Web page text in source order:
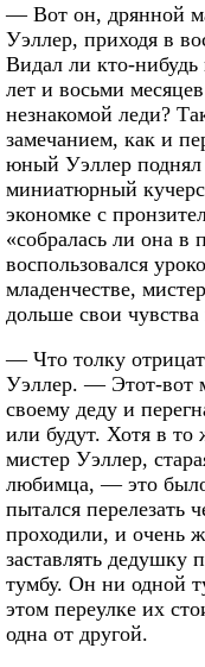
— Вот он, дрянной
Уэллер, приходя в
Видал ли кто-нибудь
лет и восьми
незнакомой леди?
замечанием, как и
юный Уэллер поднял
миниатюрный
экономке с
«собралась ли она в
воспользовался
младенчестве,
дольше свои
— Что толку
Уэллер. — Этот-вот
своему деду и
или будут. Хотя в
мистер Уэллер,
любимца, — это
пытался перелезать
проходили, и очень
заставлять дедушку
тумбу. Он ни одной
этом переулке их
одна от другой.